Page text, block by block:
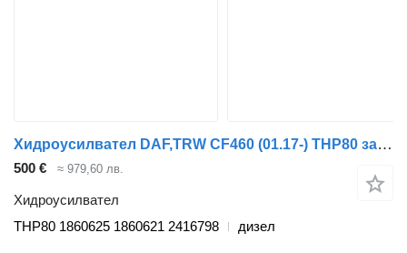
Хидроусилвател DAF,TRW CF460 (01.17-) THP80 за влекач DAF CF450, CF460 (2017-)
500 € ≈ 979,60 лв.
Хидроусилвател
THP80 1860625 1860621 2416798
дизел